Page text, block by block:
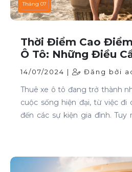
Tháng 07
Thời Điểm Cao
Ô Tô: Những Điều
14/07/2024 | Đăng bởi
Thuê xe ô tô đang trở thành
cuộc sống hiện đại, từ việc đi
đến các sự kiện gia đình. Tuy
cao điểm khi thuê xe ô tô và